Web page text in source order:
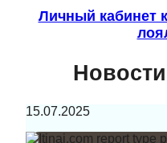
Личный кабинет
15.07.2025